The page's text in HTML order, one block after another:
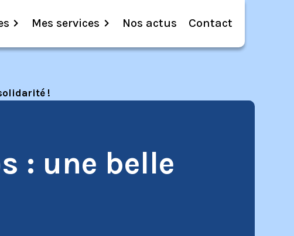
Mes services Nos actus Contact
!
: une belle